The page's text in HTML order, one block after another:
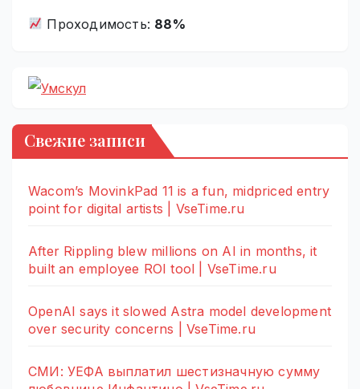
Проходимость: 88%
Свежие записи
Wacom’s MovinkPad 11 is a fun, midpriced entry
point for digital artists | VseTime.ru
After Rippling blew millions on AI in months, it
built an employee ROI tool | VseTime.ru
OpenAI says it slowed Astra model development
over security concerns | VseTime.ru
СМИ: УЕФА выплатил шестизначную сумму